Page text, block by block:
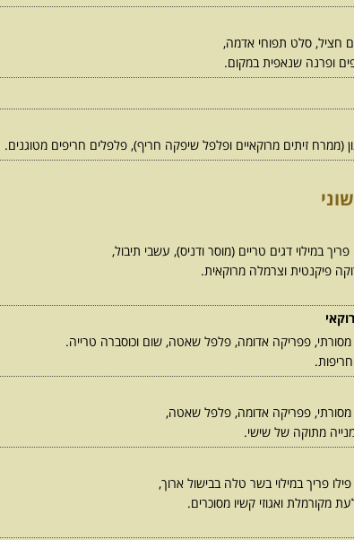
חציל, סלט תפוחי אדמה,
ופרנה שנאפית במקום.
(ממרח זיתים מרוקאיים ופלפל שיפקה חריף), פלפלים חריפים מטוגנים.
במילוי דגים טריים (מוסר ודניס), עשבי תיבול,
פיקנטית וצרמלה מרוקאית.
מסורתי, פפריקה אדומה, פלפל שאטה, שום וכוסברה טרייה.
מסורתי, פפריקה אדומה, פלפל שאטה,
מתוקה של שישי.
פריך במילוי בשר טלה בבישול ארוך,
מקורמלת ואגוזי קשיו מסוכרים.